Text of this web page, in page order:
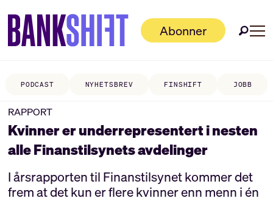
Abonner
PODCAST NYHETSBREV FINSHIFT JOBB
RAPPORT
Kvinner er underrepresentert i nesten
alle Finanstilsynets avdelinger
I årsrapporten til Finanstilsynet kommer det
frem at det kun er flere kvinner enn menn i én